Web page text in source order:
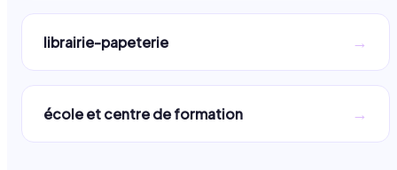
librairie-papeterie →
école et centre de formation →